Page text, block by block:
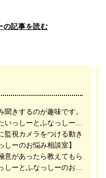
の記事を読む
きするのが趣味です。
っしーとふなっしーの
監視カメラをつける動き
ーのお悩み相談室】
意があったら教えてもら
ーとふなっしーのお悩